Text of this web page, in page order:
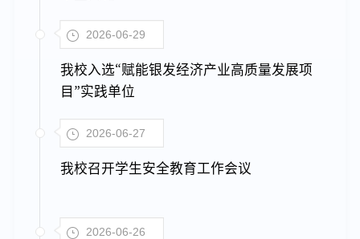
2026-06-29
我校入选“赋能银发经济产业高质量发展项
目”实践单位
2026-06-27
我校召开学生安全教育工作会议
2026-06-26